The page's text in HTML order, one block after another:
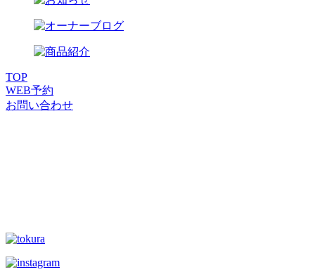
TOP
WEB予約
お問い合わせ